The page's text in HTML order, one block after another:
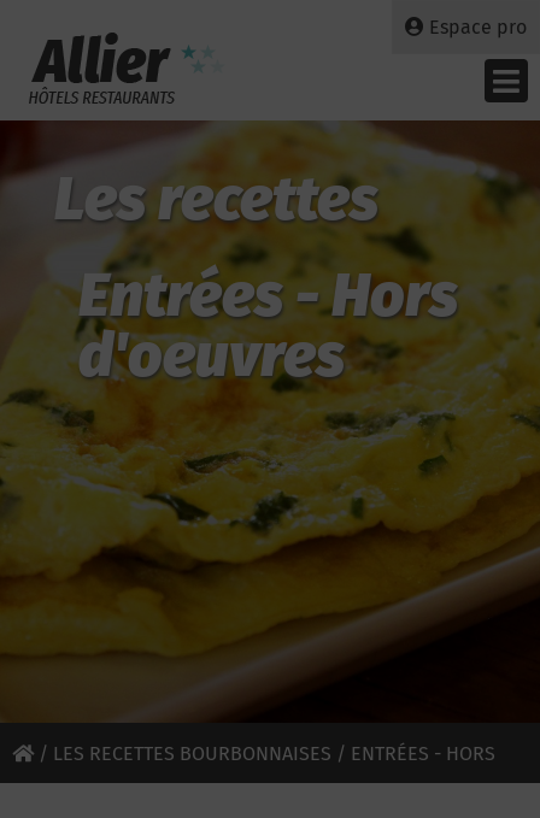
Espace pro
Les recettes
Entrées - Hors
d'oeuvres
/ LES RECETTES BOURBONNAISES / ENTRÉES - HORS